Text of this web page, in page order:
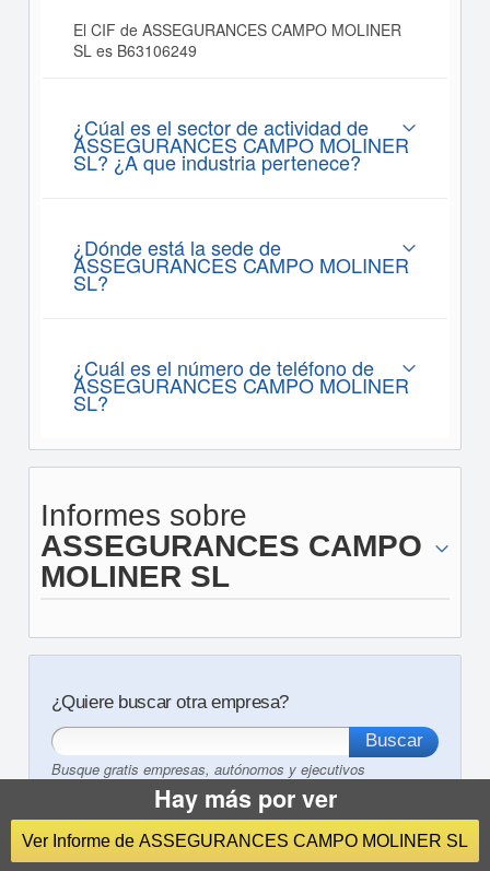
El CIF de ASSEGURANCES CAMPO MOLINER
SL es B63106249
¿Cúal es el sector de actividad de
ASSEGURANCES CAMPO MOLINER
SL? ¿A que industria pertenece?
¿Dónde está la sede de
ASSEGURANCES CAMPO MOLINER
SL?
¿Cuál es el número de teléfono de
ASSEGURANCES CAMPO MOLINER
SL?
Informes sobre
ASSEGURANCES CAMPO
MOLINER SL
¿Quiere buscar otra empresa?
Busque gratis empresas, autónomos y ejecutivos
Otros servicios de eInforma:
Hay más por ver
Ver Informe de ASSEGURANCES CAMPO MOLINER SL